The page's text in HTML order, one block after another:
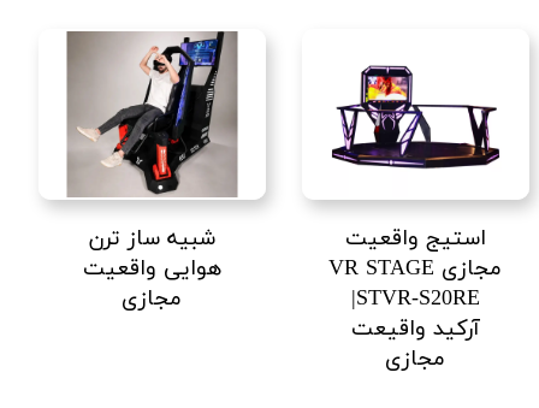
استیج واقعیت
مجازی VR STAGE
STVR-S20RE|
آرکید واقیعت
مجازی
شبیه ساز ترن
هوایی واقعیت
مجازی